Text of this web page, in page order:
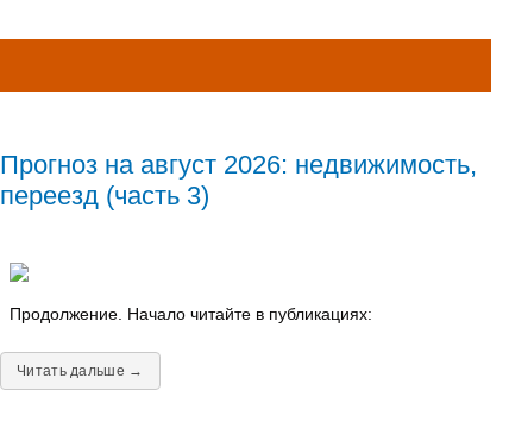
Прогноз на август 2026: недвижимость,
переезд (часть 3)
Продолжение. Начало читайте в публикациях:
Читать дальше →